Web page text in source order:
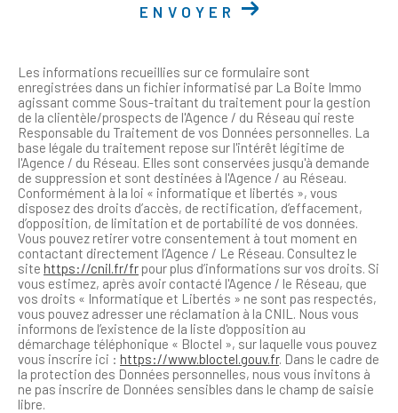
ENVOYER
Les informations recueillies sur ce formulaire sont
enregistrées dans un fichier informatisé par La Boite Immo
agissant comme Sous-traitant du traitement pour la gestion
de la clientèle/prospects de l'Agence / du Réseau qui reste
Responsable du Traitement de vos Données personnelles. La
base légale du traitement repose sur l'intérêt légitime de
l'Agence / du Réseau. Elles sont conservées jusqu'à demande
de suppression et sont destinées à l'Agence / au Réseau.
Conformément à la loi « informatique et libertés », vous
disposez des droits d’accès, de rectification, d’effacement,
d’opposition, de limitation et de portabilité de vos données.
Vous pouvez retirer votre consentement à tout moment en
contactant directement l’Agence / Le Réseau. Consultez le
site https://cnil.fr/fr pour plus d’informations sur vos droits. Si
vous estimez, après avoir contacté l'Agence / le Réseau, que
vos droits « Informatique et Libertés » ne sont pas respectés,
vous pouvez adresser une réclamation à la CNIL. Nous vous
informons de l’existence de la liste d'opposition au
démarchage téléphonique « Bloctel », sur laquelle vous pouvez
vous inscrire ici : https://www.bloctel.gouv.fr. Dans le cadre de
la protection des Données personnelles, nous vous invitons à
ne pas inscrire de Données sensibles dans le champ de saisie
libre.